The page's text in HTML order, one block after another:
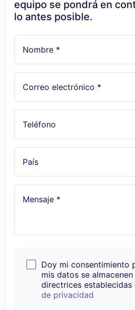
equipo se pondrá en
lo antes posible.
Nombre *
Correo electrónico *
Teléfono
País
Mensaje *
Doy mi consentimiento
mis datos se
directrices establecidas
de privacidad